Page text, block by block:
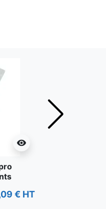
visibility
€ HT
Suivant